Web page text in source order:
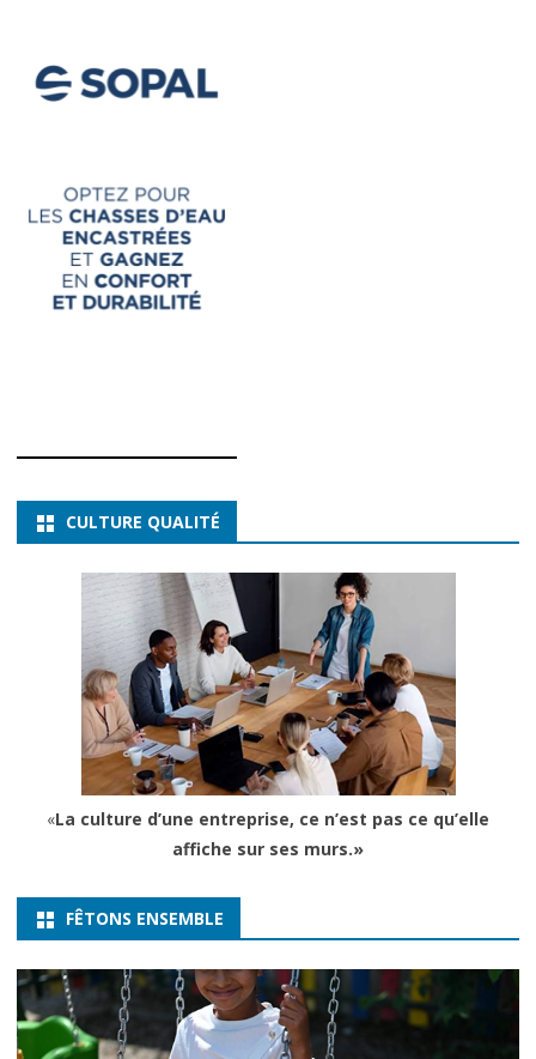
CULTURE QUALITÉ
«La culture d’une entreprise, ce n’est pas ce qu’elle
affiche sur ses murs.»
FÊTONS ENSEMBLE